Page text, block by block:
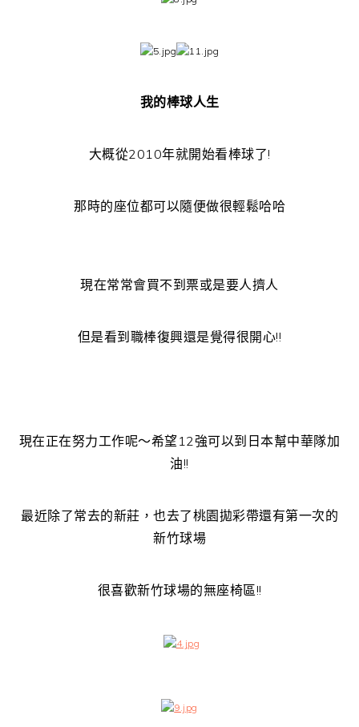
我的棒球人生
大概從2010年就開始看棒球了!
那時的座位都可以隨便做很輕鬆哈哈
現在常常會買不到票或是要人擠人
但是看到職棒復興還是覺得很開心!!
現在正在努力工作呢～希望12強可以到日本幫中華隊加
油!!
最近除了常去的新莊，也去了桃園拋彩帶還有第一次的
新竹球場
很喜歡新竹球場的無座椅區!!